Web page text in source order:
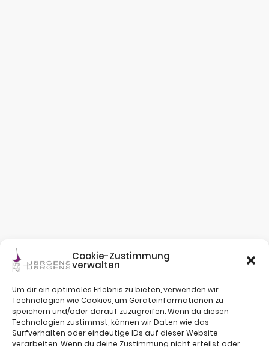
Cookie-Zustimmung
verwalten
Um dir ein optimales Erlebnis zu bieten, verwenden wir
Technologien wie Cookies, um Geräteinformationen zu
speichern und/oder darauf zuzugreifen. Wenn du diesen
Technologien zustimmst, können wir Daten wie das
Surfverhalten oder eindeutige IDs auf dieser Website
verarbeiten. Wenn du deine Zustimmung nicht erteilst oder